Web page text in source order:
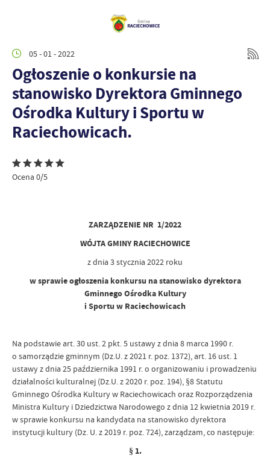
05 - 01 - 2022
Ogłoszenie o konkursie na
stanowisko Dyrektora Gminnego
Ośrodka Kultury i Sportu w
Raciechowicach.
Ocena 0/5
ZARZĄDZENIE NR 1/2022
WÓJTA GMINY RACIECHOWICE
z dnia 3 stycznia 2022 roku
w sprawie ogłoszenia konkursu na stanowisko dyrektora
Gminnego Ośrodka Kultury
i Sportu w Raciechowicach
Na podstawie art. 30 ust. 2 pkt. 5 ustawy z dnia 8 marca 1990 r.
o samorządzie gminnym (Dz.U. z 2021 r. poz. 1372), art. 16 ust. 1
ustawy z dnia 25 października 1991 r. o organizowaniu i prowadzeniu
działalności kulturalnej (Dz.U. z 2020 r. poz. 194), §8 Statutu
Gminnego Ośrodka Kultury w Raciechowicach oraz Rozporządzenia
Ministra Kultury i Dziedzictwa Narodowego z dnia 12 kwietnia 2019 r.
w sprawie konkursu na kandydata na stanowisko dyrektora
instytucji kultury (Dz. U. z 2019 r. poz. 724), zarządzam, co następuje:
§ 1.